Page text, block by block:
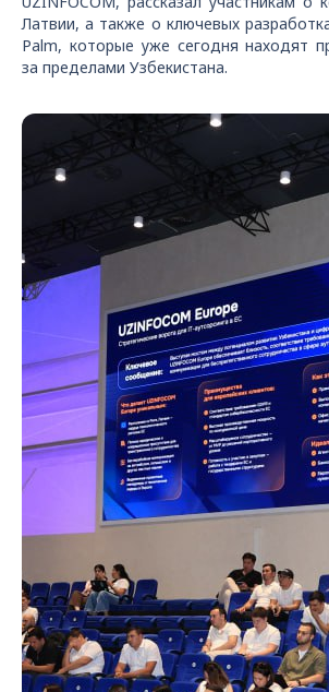
Латвии, а также о ключевых
Palm, которые уже сегодня находят
за пределами Узбекистана.